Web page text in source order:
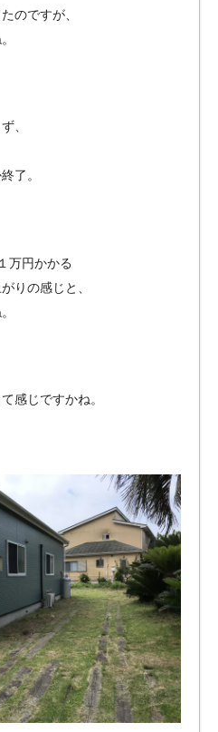
のですが、
、
了。
万円かかる
りの感じと、
感じですかね。